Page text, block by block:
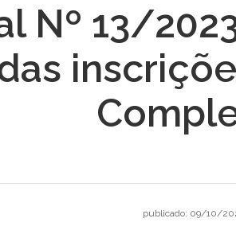
da Integração
Ministério das
Geral da União Banco Central do
Nº 13/
publicado: 09/10/